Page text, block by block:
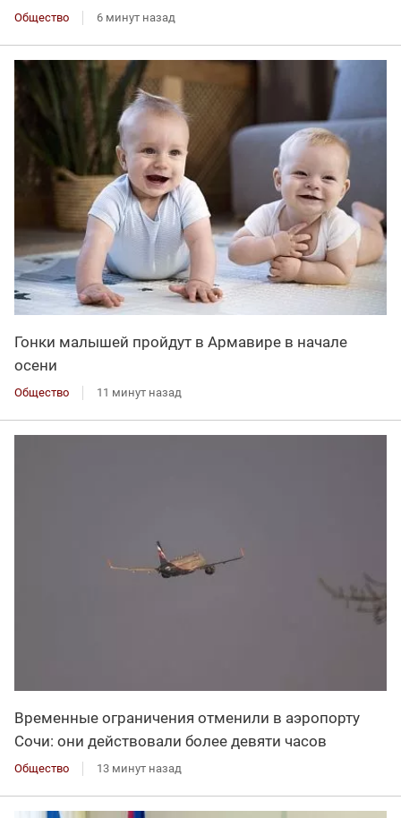
Общество 6 минут назад
Гонки малышей пройдут в Армавире в начале
осени
Общество 11 минут назад
Временные ограничения отменили в аэропорту
Сочи: они действовали более девяти часов
Общество 13 минут назад